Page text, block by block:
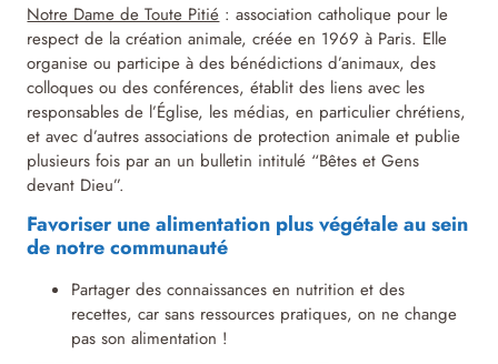
Notre Dame de Toute Pitié : association catholique pour le
respect de la création animale, créée en 1969 à Paris. Elle
organise ou participe à des bénédictions d’animaux, des
colloques ou des conférences, établit des liens avec les
responsables de l’Église, les médias, en particulier chrétiens,
et avec d’autres associations de protection animale et publie
plusieurs fois par an un bulletin intitulé “Bêtes et Gens
devant Dieu”.
Favoriser une alimentation plus végétale au sein
de notre communauté
Partager des connaissances en nutrition et des
recettes, car sans ressources pratiques, on ne change
pas son alimentation !